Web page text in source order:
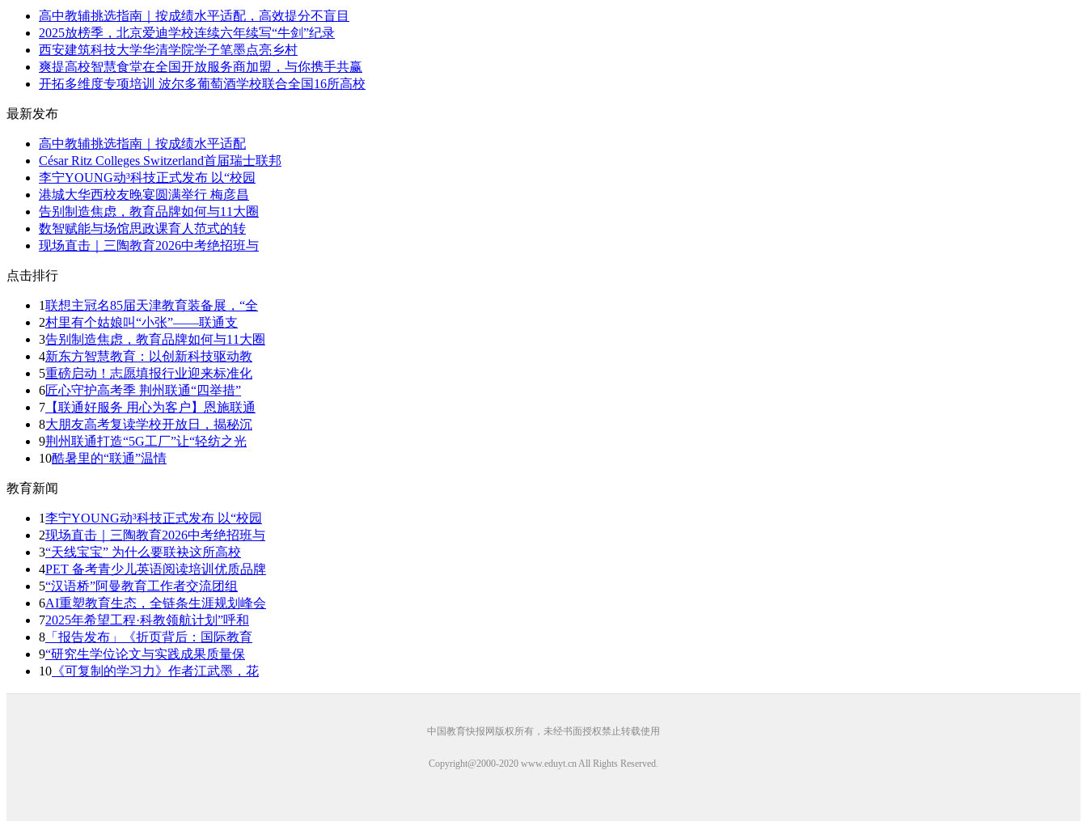
​高中教辅挑选指南｜按成绩水平适配，高效提分不盲目
​2025放榜季，北京爱迪学校连续六年续写“牛剑”纪录
​西安建筑科技大学华清学院学子笔墨点亮乡村
​爽提高校智慧食堂在全国开放服务商加盟，与你携手共赢
​开拓多维度专项培训 波尔多葡萄酒学校联合全国16所高校
最新发布
​高中教辅挑选指南｜按成绩水平适配
​César Ritz Colleges Switzerland首届瑞士联邦
​李宁YOUNG动³科技正式发布 以“校园
​港城大华西校友晚宴圆满举行 梅彦昌
​告别制造焦虑，教育品牌如何与11大圈
​数智赋能与场馆思政课育人范式的转
​现场直击｜三陶教育2026中考绝招班与
点击排行
1联想主冠名85届天津教育装备展，“全
2村里有个姑娘叫“小张”——联通支
3告别制造焦虑，教育品牌如何与11大圈
4新东方智慧教育：以创新科技驱动教
5重磅启动！志愿填报行业迎来标准化
6匠心守护高考季 荆州联通“四举措”
7 【联通好服务 用心为客户】恩施联通
8大朋友高考复读学校开放日，揭秘沉
9荆州联通打造“5G工厂”让“轻纺之光
10酷暑里的“联通”温情
教育新闻
1李宁YOUNG动³科技正式发布 以“校园
2现场直击｜三陶教育2026中考绝招班与
3“天线宝宝” 为什么要联袂这所高校
4PET 备考青少儿英语阅读培训优质品牌
5“汉语桥”阿曼教育工作者交流团组
6AI重塑教育生态，全链条生涯规划峰会
72025年希望工程·科教领航计划”呼和
8 「报告发布」《折页背后：国际教育
9“研究生学位论文与实践成果质量保
10 《可复制的学习力》作者江武墨，花
中国教育快报网版权所有，未经书面授权禁止转载使用
Copyright@2000-2020 www.eduyt.cn All Rights Reserved.